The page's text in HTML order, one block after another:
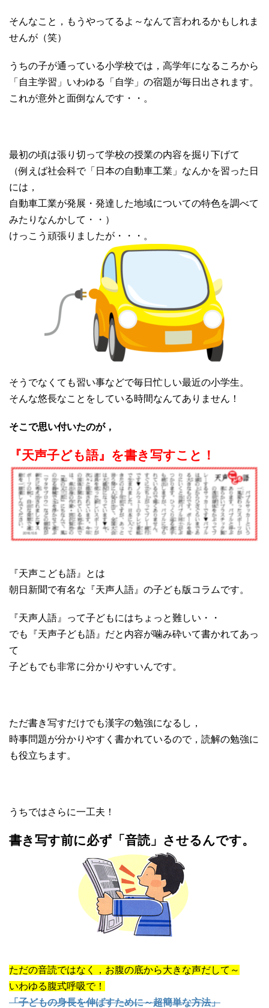
そんなこと，もうやってるよ～なんて言われるかもしれま
せんが（笑）
うちの子が通っている小学校では，高学年になるころから
「自主学習」いわゆる「自学」の宿題が毎日出されます。
これが意外と面倒なんです・・。
最初の頃は張り切って学校の授業の内容を掘り下げて
（例えば社会科で「日本の自動車工業」なんかを習った日
には，
自動車工業が発展・発達した地域についての特色を調べて
みたりなんかして・・）
けっこう頑張りましたが・・・。
そうでなくても習い事などで毎日忙しい最近の小学生。
そんな悠長なことをしている時間なんてありません！
そこで思い付いたのが，
『天声子ども語』を書き写すこと！
『天声こども語』とは
朝日新聞で有名な『天声人語』の子ども版コラムです。
『天声人語』って子どもにはちょっと難しい・・
でも『天声子ども語』だと内容が噛み砕いて書かれてあっ
て
子どもでも非常に分かりやすいんです。
ただ書き写すだけでも漢字の勉強になるし，
時事問題が分かりやすく書かれているので，読解の勉強に
も役立ちます。
うちではさらに一工夫！
書き写す前に必ず「音読」させるんです。
ただの音読ではなく，お腹の底から大きな声だして～
いわゆる腹式呼吸で！
「子どもの身長を伸ばすために～超簡単な方法」